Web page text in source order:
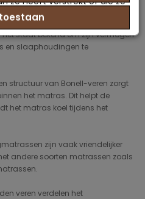
veersysteem biedt een stevig en
staat bekend om zijn vermogen
en slaaphoudingen te
structuur van Bonell-veren zorgt
het matras. Dit helpt de
het matras koel tijdens het
zijn vaak vriendelijker
andere soorten matrassen zoals
veren verdelen het
van uw gebruik van hun